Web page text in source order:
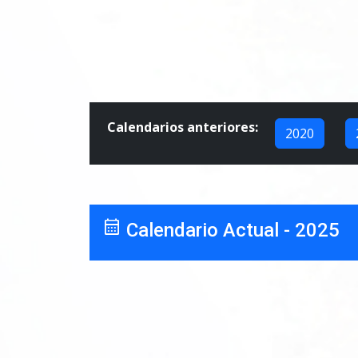
Calendarios anteriores: 2020
calendar_month Calendario Actual - 2025